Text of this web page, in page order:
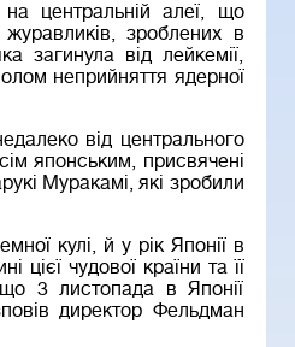
на центральній алеї, що
зроблених в
загинула від лейкемії,
неприйняття ядерної
від центрального
японським, присвячені
Муракамі, які зробили
кулі, й у рік Японії в
цієї чудової країни та її
3 листопада в Японії
директор Фельдман